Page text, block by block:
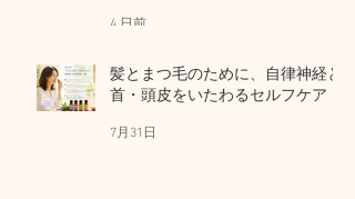
4 日前
髪とまつ毛のために、自律神経と
首・頭皮をいたわるセルフケア
7月31日